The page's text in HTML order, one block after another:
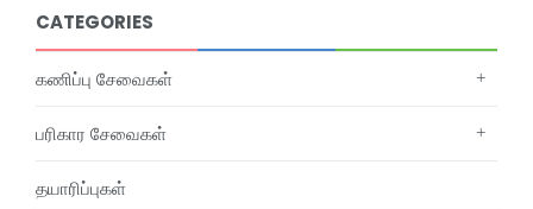
CATEGORIES
கணிப்பு சேவைகள்
பரிகார சேவைகள்
தயாரிப்புகள்